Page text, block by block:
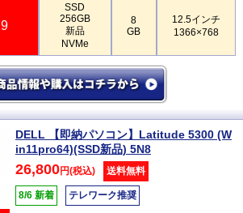
SSD
256GB
新品
NVMe
8
GB
12.5インチ
1366×768
DELL 【即納パソコン】Latitude 5300 (W
in11pro64)(SSD新品) 5N8
26,800円(税込) 送料無料
8/6 新着 テレワーク推奨